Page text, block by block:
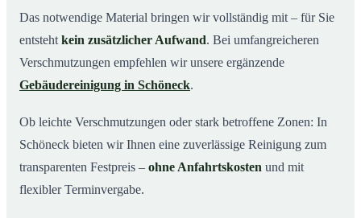
Das notwendige Material bringen wir vollständig mit – für Sie
entsteht kein zusätzlicher Aufwand. Bei umfangreicheren
Verschmutzungen empfehlen wir unsere ergänzende
Gebäudereinigung in Schöneck.
Ob leichte Verschmutzungen oder stark betroffene Zonen: In
Schöneck bieten wir Ihnen eine zuverlässige Reinigung zum
transparenten Festpreis – ohne Anfahrtskosten und mit
flexibler Terminvergabe.